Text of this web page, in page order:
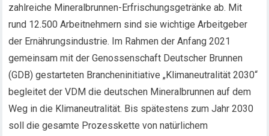
zahlreiche Mineralbrunnen-Erfrischungsgetränke ab. Mit
rund 12.500 Arbeitnehmern sind sie wichtige Arbeitgeber
der Ernährungsindustrie. Im Rahmen der Anfang 2021
gemeinsam mit der Genossenschaft Deutscher Brunnen
(GDB) gestarteten Brancheninitiative „Klimaneutralität 2030“
begleitet der VDM die deutschen Mineralbrunnen auf dem
Weg in die Klimaneutralität. Bis spätestens zum Jahr 2030
soll die gesamte Prozesskette von natürlichem